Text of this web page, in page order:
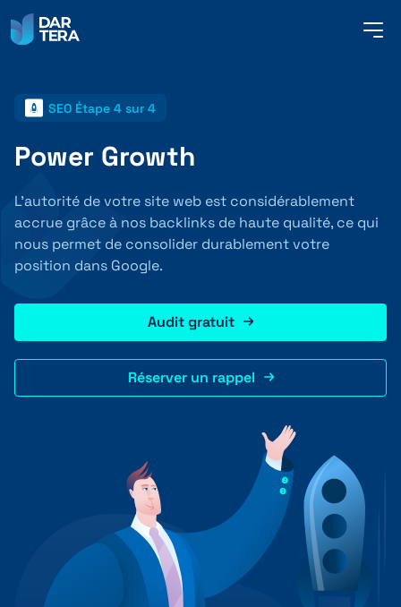
SERVICES
À PROPOS DE NOUS
FRANÇAIS
+41 31 552 00 72
Envoyer un message 💌
SEO Étape 4 sur 4
Power Growth
L’autorité de votre site web est considérablement
accrue grâce à nos backlinks de haute qualité, ce qui
nous permet de consolider durablement votre
position dans Google.
Audit gratuit
Réserver un rappel